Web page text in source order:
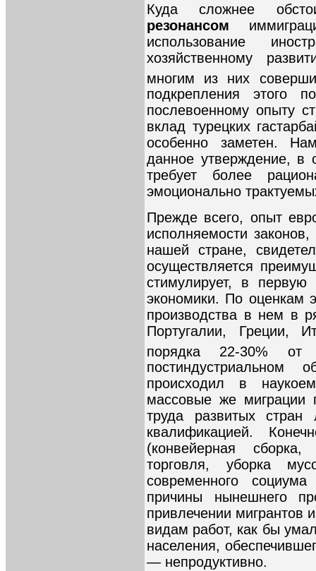
Куда сложнее
резонансом
использование
хозяйственному
многим из них
подкрепления этого
послевоенному опыту
вклад турецких
особенно заметен.
данное утверждение, в
требует более
эмоционально
Прежде всего, опыт
исполняемости
нашей стране,
осуществляется
стимулирует, в первую
экономики. По оценкам
производства в нем в
Португалии, Греции,
порядка 22-30%
происходил в
массовые же миграции
труда развитых
квалификацией.
(конвейерная
торговля, уборка
современного
причины нынешнего
привлечении мигрантов
видам работ, как бы
населения,
— непродуктивно.